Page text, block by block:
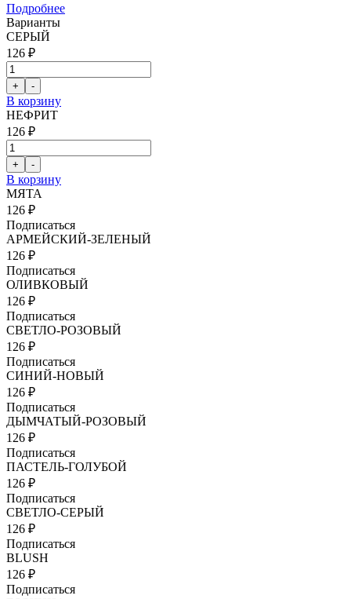
Подробнее
Варианты
СЕРЫЙ
126 ₽
В корзину
НЕФРИТ
126 ₽
В корзину
МЯТА
126 ₽
Подписаться
АРМЕЙСКИЙ-ЗЕЛЕНЫЙ
126 ₽
Подписаться
ОЛИВКОВЫЙ
126 ₽
Подписаться
СВЕТЛО-РОЗОВЫЙ
126 ₽
Подписаться
СИНИЙ-НОВЫЙ
126 ₽
Подписаться
ДЫМЧАТЫЙ-РОЗОВЫЙ
126 ₽
Подписаться
ПАСТЕЛЬ-ГОЛУБОЙ
126 ₽
Подписаться
СВЕТЛО-СЕРЫЙ
126 ₽
Подписаться
BLUSH
126 ₽
Подписаться